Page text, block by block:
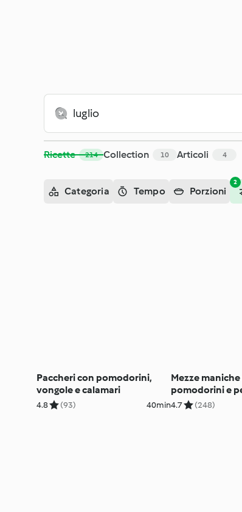
Ricette 214 Collection 10 Articoli 4
2
Categoria Tempo Porzioni
Paccheri con pomodorini,
vongole e calamari
4.8 (93) 40min
Mezze
pomodorini e
4.7 (248)